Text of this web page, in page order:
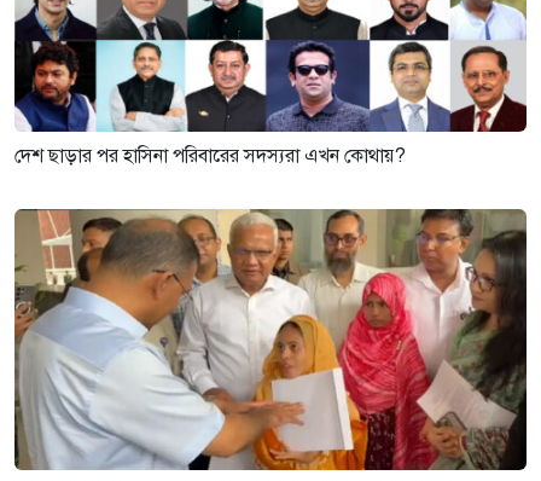
দেশ ছাড়ার পর হাসিনা পরিবারের সদস্যরা এখন কোথায়?